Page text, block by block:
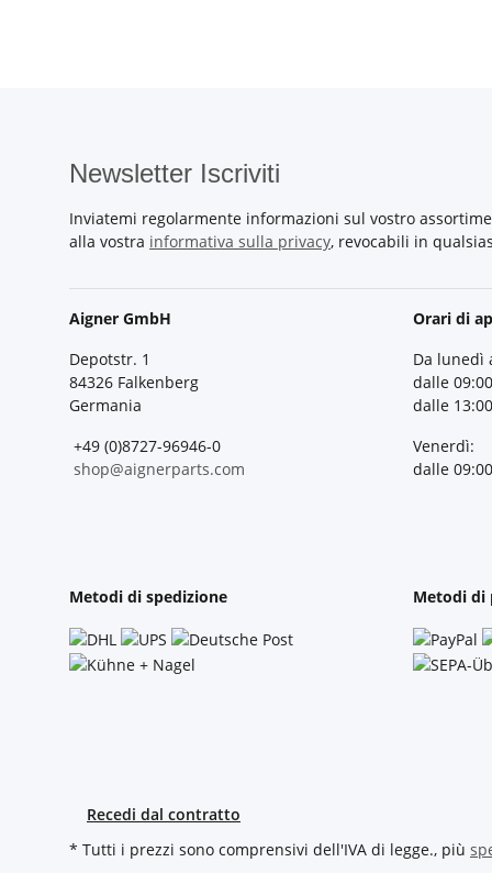
Newsletter Iscriviti
Inviatemi regolarmente informazioni sul vostro
alla vostra informativa sulla privacy, revocabili in
Aigner GmbH
Depotstr. 1
84326 Falkenberg
Germania
+49 (0)8727-96946-0
shop@aignerparts.com
Orari di
Da lunedì
dalle
dalle
Venerdì:
dalle
Metodi di spedizione Metodi di
Recedi dal contratto
* Tutti i prezzi sono comprensivi dell'IVA di legge., più